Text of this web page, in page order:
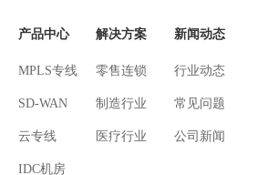
产品中心
MPLS专线
SD-WAN
云专线
IDC机房
解决方案
零售连锁
制造行业
医疗行业
新闻动态
行业动态
常见问题
公司新闻